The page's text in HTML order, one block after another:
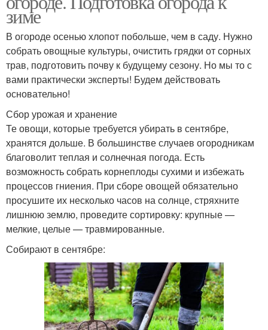
зиме
В огороде осенью хлопот побольше, чем в саду. Нужно
собрать овощные культуры, очистить грядки от сорных
трав, подготовить почву к будущему сезону. Но мы то с
вами практически эксперты! Будем действовать
основательно!
Сбор урожая и хранение
Те овощи, которые требуется убирать в сентябре,
хранятся дольше. В большинстве случаев огородникам
благоволит теплая и солнечная погода. Есть
возможность собрать корнеплоды сухими и избежать
процессов гниения. При сборе овощей обязательно
просушите их несколько часов на солнце, стряхните
лишнюю землю, проведите сортировку: крупные —
мелкие, целые — травмированные.
Собирают в сентябре: